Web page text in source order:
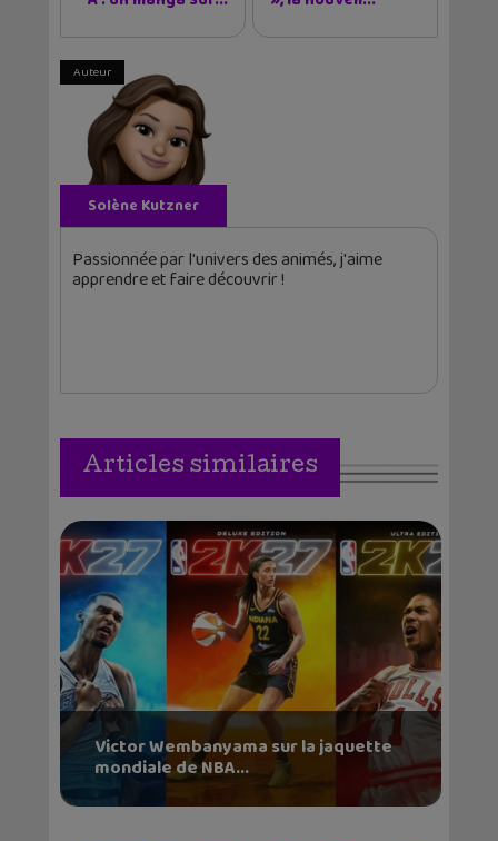
Auteur
Solène Kutzner
Passionnée par l'univers des animés, j'aime
apprendre et faire découvrir !
Articles similaires
Victor Wembanyama sur la jaquette
mondiale de NBA...